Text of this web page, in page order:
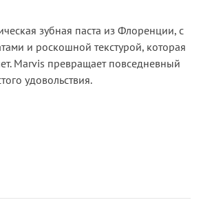
зубная паста из Флоренции, с
и роскошной текстурой, которая
Marvis превращает повседневный
удовольствия.